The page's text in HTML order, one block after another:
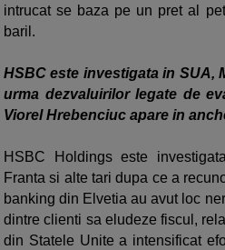
intrucat se baza pe un pret al
baril.
HSBC este investigata in SUA,
urma dezvaluirilor legate de
Viorel Hrebenciuc apare in
HSBC Holdings este
Franta si alte tari dupa ce a
banking din Elvetia au avut loc
dintre clienti sa eludeze fiscul,
din Statele Unite a intensificat